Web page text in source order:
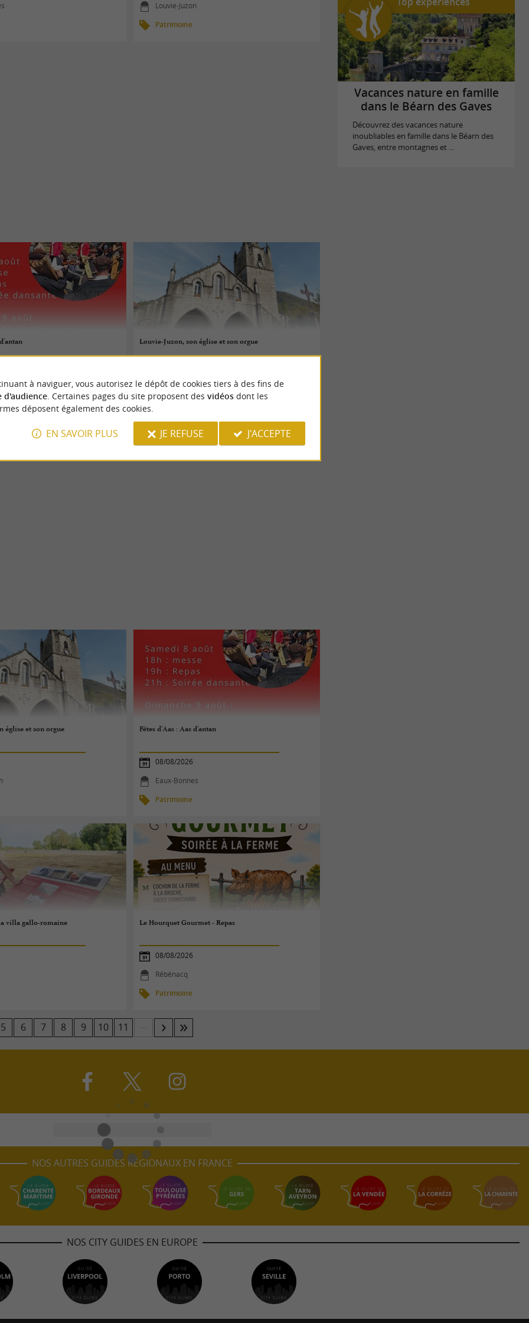
Louvie-Juzon
Patrimoine
Louvie-Juzon, son église et son orgue
Louvie-Juzon
église et son orgue Fêtes d'Aas : Aas d'antan
08/08/2026
Eaux-Bonnes
Patrimoine
villa gallo-romaine Le Hourquet Gourmet - Repas
08/08/2026
Rébénacq
Patrimoine
5 6 7 8 9 10 11
Vacances nature en famille
dans le Béarn des Gaves
Découvrez des vacances nature
inoubliables en famille dans le Béarn des
Gaves, entre montagnes et ...
NOS AUTRES GUIDES RÉGIONAUX EN FRANCE
NOS CITY GUIDES EN EUROPE
à naviguer, vous autorisez le dépôt de cookies tiers à des fins de
d'audience. Certaines pages du site proposent des vidéosdont les
déposent également des cookies.
EN SAVOIR PLUS JE REFUSE J'ACCEPTE